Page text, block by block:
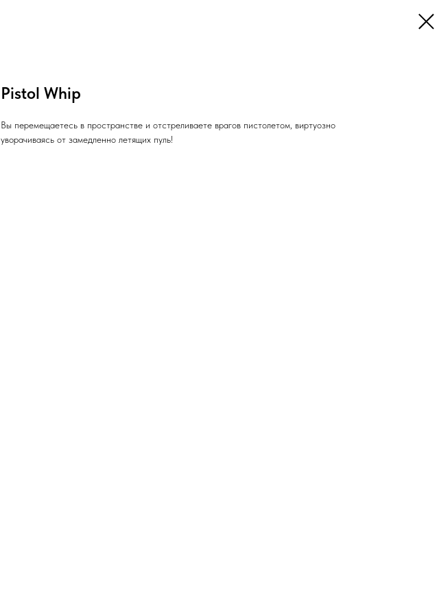
Pistol Whip
Вы перемещаетесь в пространстве и отстреливаете врагов пистолетом, виртуозно
уворачиваясь от замедленно летящих пуль!